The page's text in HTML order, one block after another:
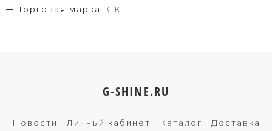
Торговая марка: СК
G-SHINE.RU
Новости Личный кабинет Каталог Доставка